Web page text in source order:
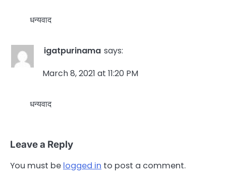
धन्यवाद
igatpurinama says:
March 8, 2021 at 11:20 PM
धन्यवाद
Leave a Reply
You must be logged in to post a comment.